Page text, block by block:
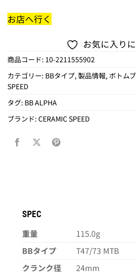
お店へ行く
お気に入り
商品コード: 10-2211555902
カテゴリー: BBタイプ, 製品情報, ボトム
SPEED
タグ: BB ALPHA
ブランド: CERAMIC SPEED
SPEC
重量
115.0g
BBタイプ
T47/73 MTB
クランク径
24mm